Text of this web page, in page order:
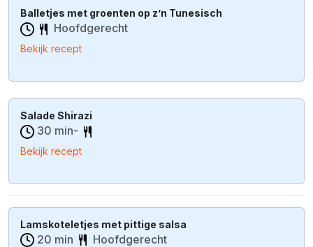
Balletjes met groenten op z’n Tunesisch
Hoofdgerecht
Bekijk recept
Salade Shirazi
30 min-
Bekijk recept
Lamskoteletjes met pittige salsa
20 min Hoofdgerecht